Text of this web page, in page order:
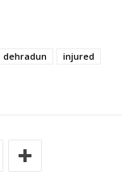
dehradun
injured